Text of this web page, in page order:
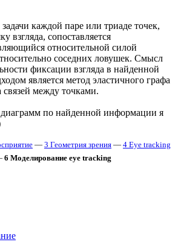
каждой паре или триаде точек,
взгляда, сопоставляется
относительной силой
соседних ловушек. Смысл
фиксации взгляда в найденной
является метод эластичного графа
связей между точками.
по найденной информации я
— 3 Геометрия зрения — 4 Eye tracking
6 Моделирование eye tracking